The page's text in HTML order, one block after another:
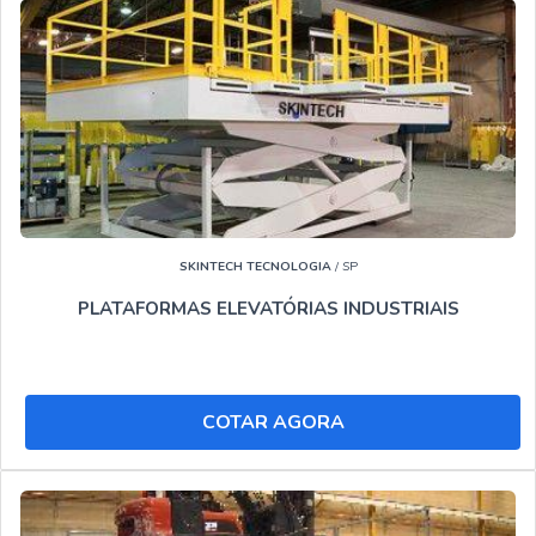
prejuízo futuros para os clientes.
Ainda focando em Quanto custa aluguel plataforma
elevatória Uberaba, deve-se ter a exatidão em orçar com
empresas que prezam por produtos e serviços que
tenham ótima qualidade e excelente custo-benefício,
pontos importantes que ficam de fora no planejamento de
empresas que visam apenas o lucro, deixando a desejar
nos outros fatores.
SOLUÇÕES INDUSTRIAIS, REFERÊNCIA PARA
QUANTO CUSTA ALUGUEL PLATAFORMA
é a melhor escolha quando o assunto for :
profissionais especializados
atendimento personalizado
chat com atendimento humano
material de ótima qualidade
SKINTECH TECNOLOGIA/ SP
PLATAFORMAS ELEVATÓRIAS INDUSTRIAIS
COTAR AGORA